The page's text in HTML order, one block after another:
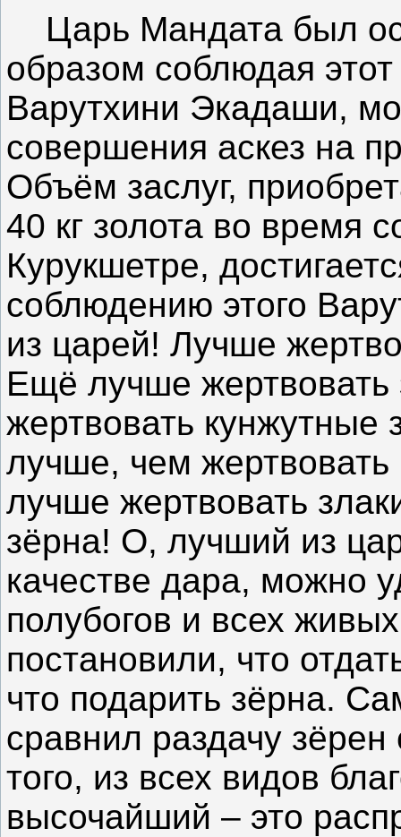
Царь Мандата был
образом соблюдая
Варутхини Экадаши,
совершения аскез на
Объём заслуг,
40 кг золота во время
Курукшетре,
соблюдению этого
из царей! Лучше
Ещё лучше
жертвовать кунжутные
лучше, чем
лучше жертвовать
зёрна! О, лучший из
качестве дара, можно
полубогов и всех
постановили, что
что подарить зёрна.
сравнил раздачу
того, из всех видов
высочайший – это